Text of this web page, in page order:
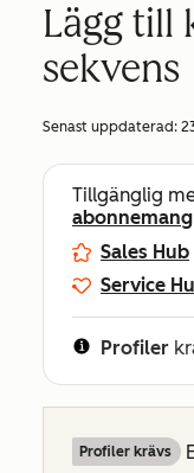
Lägg till
sekvens
Senast uppdaterad:
Tillgänglig
abonnemang
Sales Hub
Service
Profiler
Profiler krävs